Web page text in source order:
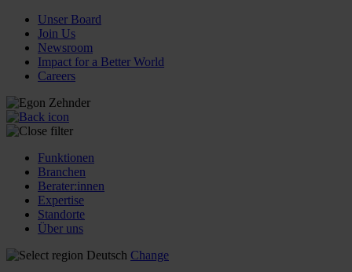
Unser Board
Join Us
Newsroom
Impact for a Better World
Careers
Funktionen
Branchen
Berater:innen
Expertise
Standorte
Über uns
Deutsch Change